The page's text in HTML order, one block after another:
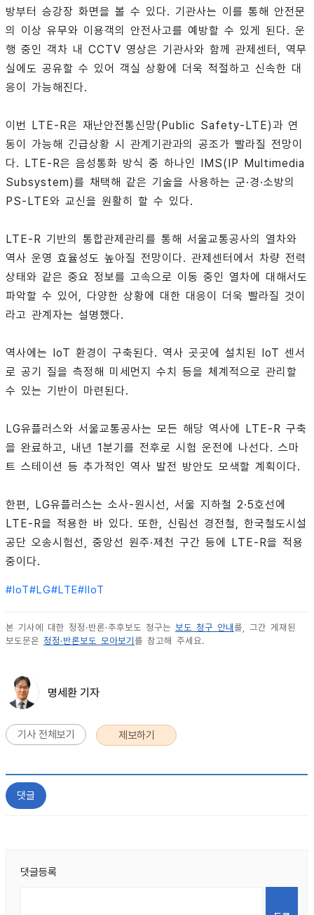
방부터 승강장 화면을 볼 수 있다. 기관사는 이를 통해 안전문
의 이상 유무와 이용객의 안전사고를 예방할 수 있게 된다. 운
행 중인 객차 내 CCTV 영상은 기관사와 함께 관제센터, 역무
실에도 공유할 수 있어 객실 상황에 더욱 적절하고 신속한 대
응이 가능해진다.
이번 LTE-R은 재난안전통신망(Public Safety-LTE)과 연
동이 가능해 긴급상황 시 관계기관과의 공조가 빨라질 전망이
다. LTE-R은 음성통화 방식 중 하나인 IMS(IP Multimedia
Subsystem)를 채택해 같은 기술을 사용하는 군·경·소방의
PS-LTE와 교신을 원활히 할 수 있다.
LTE-R 기반의 통합관제관리를 통해 서울교통공사의 열차와
역사 운영 효율성도 높아질 전망이다. 관제센터에서 차량 전력
상태와 같은 중요 정보를 고속으로 이동 중인 열차에 대해서도
파악할 수 있어, 다양한 상황에 대한 대응이 더욱 빨라질 것이
라고 관계자는 설명했다.
역사에는 IoT 환경이 구축된다. 역사 곳곳에 설치된 IoT 센서
로 공기 질을 측정해 미세먼지 수치 등을 체계적으로 관리할
수 있는 기반이 마련된다.
LG유플러스와 서울교통공사는 모든 해당 역사에 LTE-R 구축
을 완료하고, 내년 1분기를 전후로 시험 운전에 나선다. 스마
트 스테이션 등 추가적인 역사 발전 방안도 모색할 계획이다.
한편, LG유플러스는 소사-원시선, 서울 지하철 2·5호선에
LTE-R을 적용한 바 있다. 또한, 신림선 경전철, 한국철도시설
공단 오송시험선, 중앙선 원주·제천 구간 등에 LTE-R을 적용
중이다.
#IoT#LG#LTE#IIoT
본 기사에 대한 정정·반론·추후보도 청구는 보도 청구 안내를, 그간 게재된
보도문은 정정·반론보도 모아보기를 참고해 주세요.
명세환 기자
기사 전체보기 제보하기
댓글
댓글등록